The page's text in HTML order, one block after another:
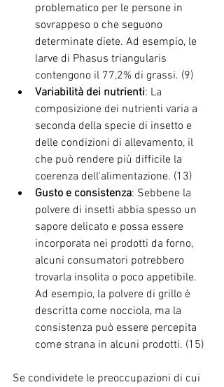
problematico per le persone in
sovrappeso o che seguono
determinate diete. Ad esempio, le
larve di Phasus triangularis
contengono il 77,2% di grassi. (9)
Variabilità dei nutrienti: La
composizione dei nutrienti varia a
seconda della specie di insetto e
delle condizioni di allevamento, il
che può rendere più difficile la
coerenza dell'alimentazione. (13)
Gusto e consistenza: Sebbene la
polvere di insetti abbia spesso un
sapore delicato e possa essere
incorporata nei prodotti da forno,
alcuni consumatori potrebbero
trovarla insolita o poco appetibile.
Ad esempio, la polvere di grillo è
descritta come nocciola, ma la
consistenza può essere percepita
come strana in alcuni prodotti. (15)
Se condividete le preoccupazioni di cui